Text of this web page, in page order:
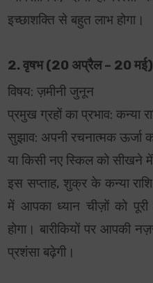
इच्छाशक्ति से बहुत लाभ होगा।
2. वृषभ (20 अप्रैल – 20 मई)
विषय: ज़मीनी जुनून
प्रमुख ग्रहों का प्रभाव: कन्या
सुझाव: अपनी रचनात्मक ऊर्जा
या किसी नए स्किल को सीखने
इस सप्ताह, शुक्र के कन्या
में आपका ध्यान चीज़ों को
होगा। बारीकियों पर आपकी
प्रशंसा बढ़ेगी।